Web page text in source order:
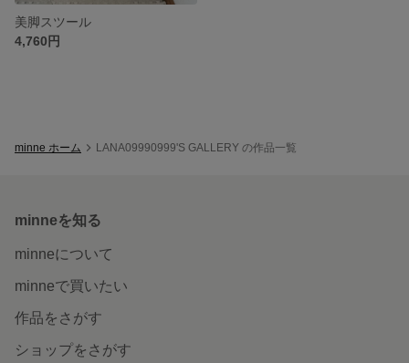
美脚スツール
4,760円
minne ホーム LANA09990999'S GALLERY の作品一覧
minneを知る
minneについて
minneで買いたい
作品をさがす
ショップをさがす